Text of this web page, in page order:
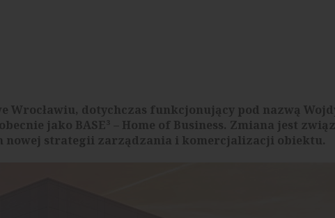
dotychczas funkcjonujący pod nazwą
jako BASE³ – Home of Business. Zmiana jest
nowej strategii zarządzania i komercjalizacji obiektu.